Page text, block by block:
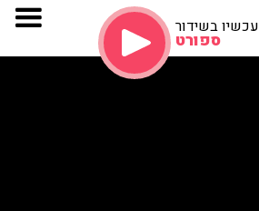
עכשיו בשידור
ספורט